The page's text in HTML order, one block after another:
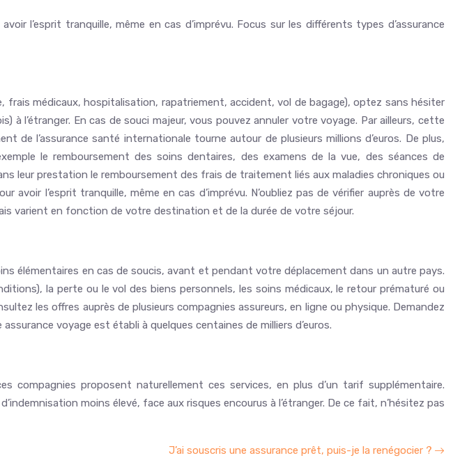
l’esprit tranquille, même en cas d’imprévu. Focus sur les différents types d’assurance
frais médicaux, hospitalisation, rapatriement, accident, vol de bagage), optez sans hésiter
à l’étranger. En cas de souci majeur, vous pouvez annuler votre voyage. Par ailleurs, cette
de l’assurance santé internationale tourne autour de plusieurs millions d’euros. De plus,
le remboursement des soins dentaires, des examens de la vue, des séances de
leur prestation le remboursement des frais de traitement liés aux maladies chroniques ou
avoir l’esprit tranquille, même en cas d’imprévu. N’oubliez pas de vérifier auprès de votre
varient en fonction de votre destination et de la durée de votre séjour.
élémentaires en cas de soucis, avant et pendant votre déplacement dans un autre pays.
la perte ou le vol des biens personnels, les soins médicaux, le retour prématuré ou
les offres auprès de plusieurs compagnies assureurs, en ligne ou physique. Demandez
voyage est établi à quelques centaines de milliers d’euros.
compagnies proposent naturellement ces services, en plus d’un tarif supplémentaire.
moins élevé, face aux risques encourus à l’étranger. De ce fait, n’hésitez pas
J’ai souscris une assurance prêt, puis-je la renégocier ?